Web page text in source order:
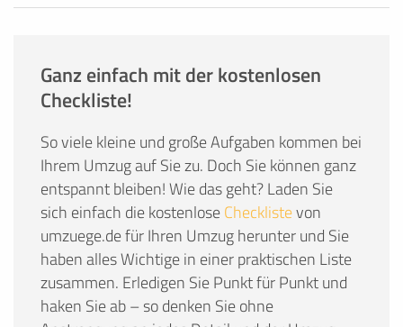
Ganz einfach mit der kostenlosen
Checkliste!
So viele kleine und große Aufgaben kommen bei
Ihrem Umzug auf Sie zu. Doch Sie können ganz
entspannt bleiben! Wie das geht? Laden Sie
sich einfach die kostenloseChecklistevon
umzuege.de für Ihren Umzug herunter und Sie
haben alles Wichtige in einer praktischen Liste
zusammen. Erledigen Sie Punkt für Punkt und
haken Sie ab – so denken Sie ohne